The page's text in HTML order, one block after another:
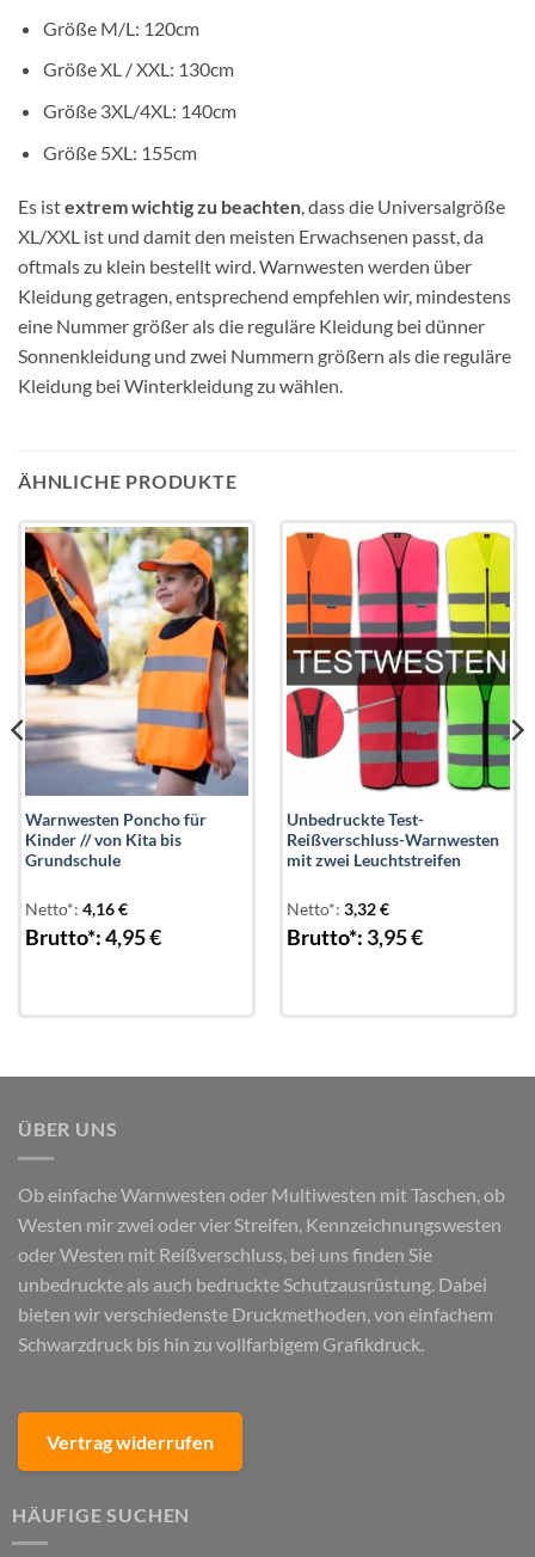
Größe M/L: 120cm
Größe XL / XXL: 130cm
Größe 3XL/4XL: 140cm
Größe 5XL: 155cm
Es istextrem wichtig zu beachten, dass die Universalgröße
XL/XXL ist und damit den meisten Erwachsenen passt, da
oftmals zu klein bestellt wird. Warnwesten werden über
Kleidung getragen, entsprechend empfehlen wir, mindestens
eine Nummer größer als die reguläre Kleidung bei dünner
Sonnenkleidung und zwei Nummern größern als die reguläre
Kleidung bei Winterkleidung zu wählen.
ÄHNLICHE PRODUKTE
Add to
wishlist
Warnwesten Poncho für
Kinder // von Kita bis
Grundschule
Netto*: 4,16€
Brutto*:4,95€
Add to
wishlist
Unbedruckte Test-
Reißverschluss-Warnwesten
mit zwei Leuchtstreifen
Netto*: 3,32€
Brutto*: 3,95€
ÜBER UNS
Ob einfache Warnwesten oder Multiwesten mit Taschen, ob
Westen mir zwei oder vier Streifen, Kennzeichnungswesten
oder Westen mit Reißverschluss, bei uns finden Sie
unbedruckte als auch bedruckte Schutzausrüstung. Dabei
bieten wir verschiedenste Druckmethoden, von einfachem
Schwarzdruck bis hin zu vollfarbigem Grafikdruck.
Vertrag widerrufen
HÄUFIGE SUCHEN